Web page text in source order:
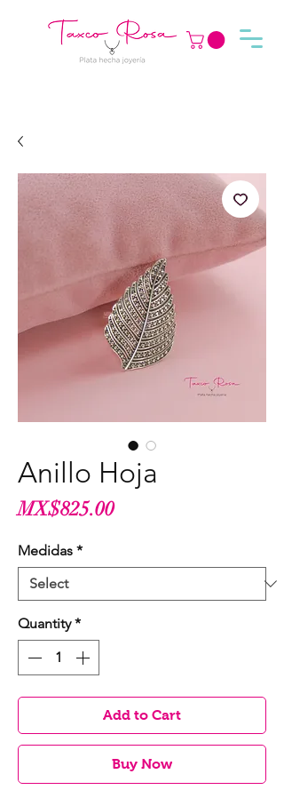
Anillo Hoja
MX$825.00Price
Medidas *
Quantity *
Add to Cart
Buy Now